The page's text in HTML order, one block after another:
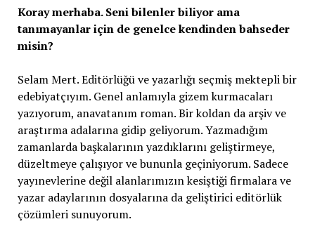
Koray merhaba. Seni bilenler biliyor ama
tanımayanlar için de genelce kendinden bahseder
misin?
Selam Mert. Editörlüğü ve yazarlığı seçmiş mektepli bir
edebiyatçıyım. Genel anlamıyla gizem kurmacaları
yazıyorum, anavatanım roman. Bir koldan da arşiv ve
araştırma adalarına gidip geliyorum. Yazmadığım
zamanlarda başkalarının yazdıklarını geliştirmeye,
düzeltmeye çalışıyor ve bununla geçiniyorum. Sadece
yayınevlerine değil alanlarımızın kesiştiği firmalara ve
yazar adaylarının dosyalarına da geliştirici editörlük
çözümleri sunuyorum.